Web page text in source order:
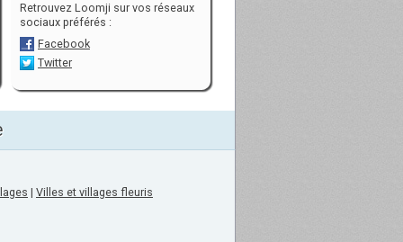
Retrouvez Loomji sur vos réseaux
sociaux préférés :
Facebook
Twitter
| Villes et villages fleuris